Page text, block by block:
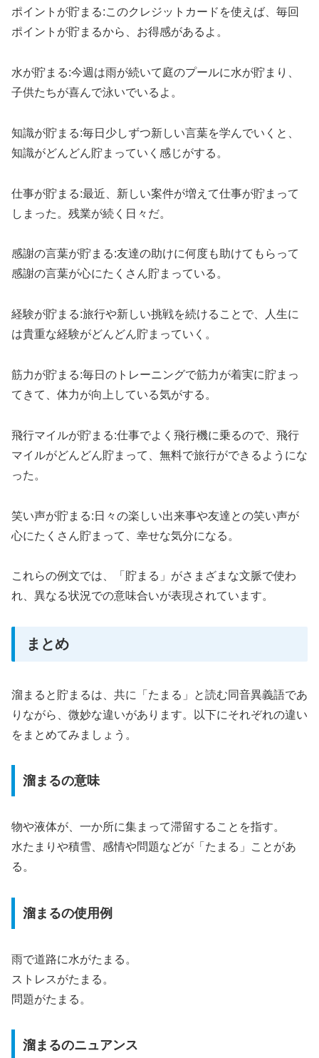
ポイントが貯まる:このクレジットカードを使えば、毎回
ポイントが貯まるから、お得感があるよ。
水が貯まる:今週は雨が続いて庭のプールに水が貯まり、
子供たちが喜んで泳いでいるよ。
知識が貯まる:毎日少しずつ新しい言葉を学んでいくと、
知識がどんどん貯まっていく感じがする。
仕事が貯まる:最近、新しい案件が増えて仕事が貯まって
しまった。残業が続く日々だ。
感謝の言葉が貯まる:友達の助けに何度も助けてもらって
感謝の言葉が心にたくさん貯まっている。
経験が貯まる:旅行や新しい挑戦を続けることで、人生に
は貴重な経験がどんどん貯まっていく。
筋力が貯まる:毎日のトレーニングで筋力が着実に貯まっ
てきて、体力が向上している気がする。
飛行マイルが貯まる:仕事でよく飛行機に乗るので、飛行
マイルがどんどん貯まって、無料で旅行ができるようにな
った。
笑い声が貯まる:日々の楽しい出来事や友達との笑い声が
心にたくさん貯まって、幸せな気分になる。
これらの例文では、「貯まる」がさまざまな文脈で使わ
れ、異なる状況での意味合いが表現されています。
まとめ
溜まると貯まるは、共に「たまる」と読む同音異義語であ
りながら、微妙な違いがあります。以下にそれぞれの違い
をまとめてみましょう。
溜まるの意味
物や液体が、一か所に集まって滞留することを指す。
水たまりや積雪、感情や問題などが「たまる」ことがあ
る。
溜まるの使用例
雨で道路に水がたまる。
ストレスがたまる。
問題がたまる。
溜まるのニュアンス